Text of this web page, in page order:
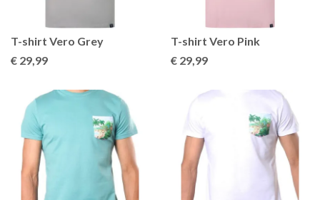
T-shirt Vero Grey
€ 29,99
T-shirt Vero Pink
€ 29,99